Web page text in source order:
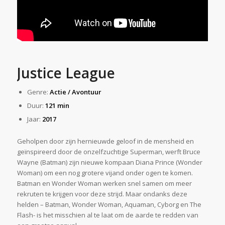
Justice League
Genre: Actie / Avontuur
Duur: 121 min
Jaar: 2017
Geholpen door zijn hernieuwde geloof in de mensheid en
geïnspireerd door de onzelfzuchtige Superman, werft Bruce
Wayne (Batman) zijn nieuwe kompaan Diana Prince (Wonder
Woman) om een nog grotere vijand onder ogen te komen.
Batman en Wonder Woman werken snel samen om meer
rekruten te krijgen voor deze strijd. Maar ondanks deze
helden – Batman, Wonder Woman, Aquaman, Cyborg en The
Flash- is het misschien al te laat om de aarde te redden van